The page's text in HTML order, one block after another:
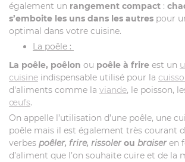
également un rangement compact :
s’emboite les uns dans les autres pour
optimal dans votre cuisine.
La poêle :
La poêle, poêlon ou poêle à frire est un
cuisine indispensable utilisé pour la
d'aliments comme la viande, le poisson,
œufs.
On appelle l’utilisation d’une poêle, une
poêle mais il est également très courant
verbes poêler, frire, rissolerou braiseren
d’aliment que l’on souhaite cuire et de la